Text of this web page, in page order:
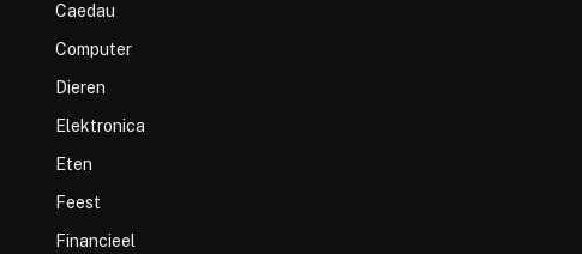
Caedau
Computer
Dieren
Elektronica
Eten
Feest
Financieel